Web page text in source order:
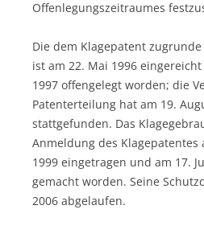
Offenlegungszeitraumes
Die dem Klagepatent
ist am 22. Mai 1996
1997 offengelegt worden; die
Patenterteilung hat am 19.
stattgefunden. Das
Anmeldung des Klagepatentes
1999 eingetragen und am 17.
gemacht worden. Seine
2006 abgelaufen.